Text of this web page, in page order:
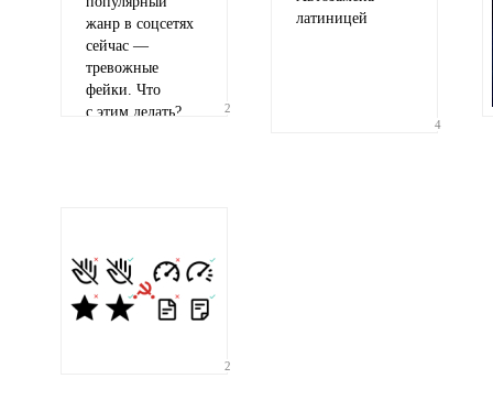
жанр в соцсетях
сейчас —
тревожные
фейки. Что
с этим делать?
2
латиницей
4
2